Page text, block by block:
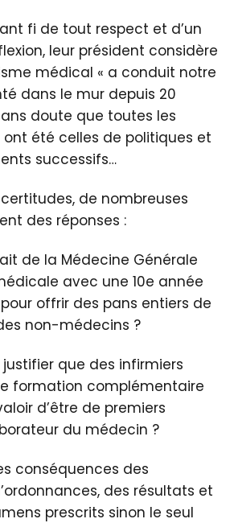
fi de tout respect et d’un
leur président considère
médical « a conduit notre
dans le mur depuis 20
doute que toutes les
ont été celles de politiques et
successifs…
de nombreuses
des réponses :
de la Médecine Générale
avec une 10e année
pour offrir des pans entiers de
non-médecins ?
que des infirmiers
formation complémentaire
d’être de premiers
du médecin ?
conséquences des
des résultats et
prescrits sinon le seul